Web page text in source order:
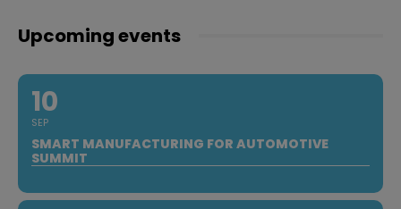
Upcoming events
10
SEP
SMART MANUFACTURING FOR AUTOMOTIVE
SUMMIT